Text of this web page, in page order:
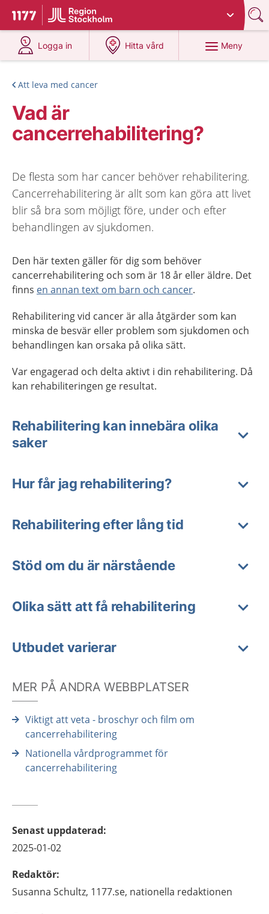
Till startsidan för 1177
Du har valt region
Logga in
på 1177.se
Hitta vård
på 1177.se
Meny
Att leva med cancer
Vad är
cancerrehabilitering?
De flesta som har cancer behöver rehabilitering.
Cancerrehabilitering är allt som kan göra att livet
blir så bra som möjligt före, under och efter
behandlingen av sjukdomen.
Den här texten gäller för dig som behöver
cancerrehabilitering och som är 18 år eller äldre. Det
finns en annan text om barn och cancer.
Rehabilitering vid cancer är alla åtgärder som kan
minska de besvär eller problem som sjukdomen och
behandlingen kan orsaka på olika sätt.
Var engagerad och delta aktivt i din rehabilitering. Då
kan rehabiliteringen ge resultat.
Rehabilitering kan innebära olika
saker
Hur får jag rehabilitering?
Rehabilitering efter lång tid
Stöd om du är närstående
Olika sätt att få rehabilitering
Utbudet varierar
MER PÅ ANDRA WEBBPLATSER
Viktigt att veta - broschyr och film om
cancerrehabilitering
Nationella vårdprogrammet för
cancerrehabilitering
Senast uppdaterad:
2025-01-02
Redaktör:
Susanna Schultz, 1177.se, nationella redaktionen